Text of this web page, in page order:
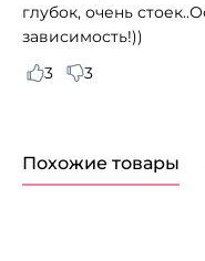
глубок, очень
зависимость!))
3
3
Похожие товары